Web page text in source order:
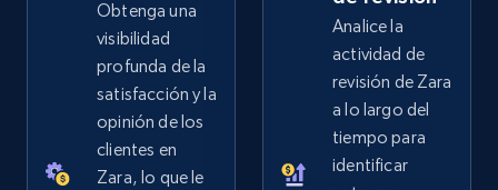
2.5K+ 359+ Comenzar ahora
eBay - Collect records by category
Obtenga una
visibilidad
profunda de la
satisfacción y la
opinión de los
clientes en
Zara, lo que le
Analice la
actividad de
revisión de Zara
a lo largo del
tiempo para
identificar